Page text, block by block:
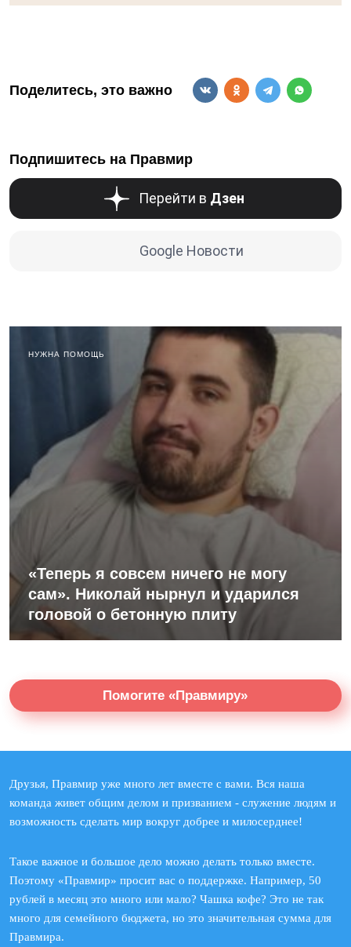
Поделитесь, это важно
Подпишитесь на Правмир
Перейти в Дзен
Google Новости
НУЖНА ПОМОЩЬ
«Теперь я совсем ничего не могу
сам». Николай нырнул и ударился
головой о бетонную плиту
Помогите «Правмиру»
Друзья, Правмир уже много лет вместе с вами. Вся наша
команда живет общим делом и призванием - служение людям и
возможность сделать мир вокруг добрее и милосерднее!
Такое важное и большое дело можно делать только вместе.
Поэтому «Правмир» просит вас о поддержке. Например, 50
рублей в месяц это много или мало? Чашка кофе? Это не так
много для семейного бюджета, но это значительная сумма для
Правмира.